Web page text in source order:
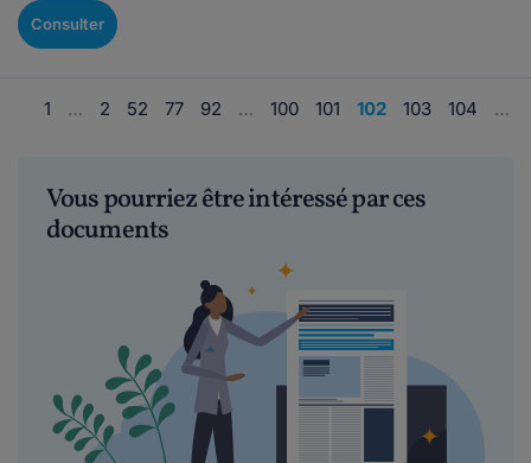
Consulter
1 … 2 52 77 92 … 100 101 102 103 104 …
Vous pourriez être intéressé par ces
documents